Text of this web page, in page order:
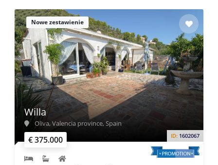
Nowe zestawienie
€ 375.000 ID: 1602067
Willa
Oliva, Valencia province, Spain